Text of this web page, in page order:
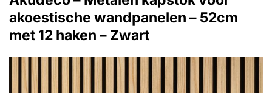
akoestische wandpanelen – 52cm
met 12 haken – Zwart